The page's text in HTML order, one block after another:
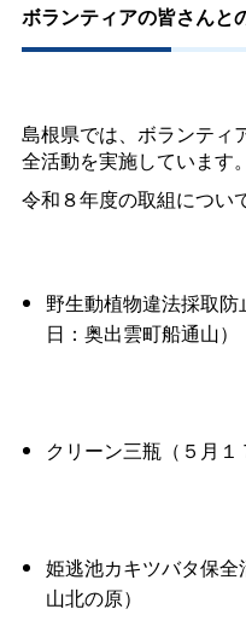
ボランティアの皆さんと
島根県では、ボランティ
全活動を実施しています。
令和８年度の取組につい
野生動植物違法採取防
日：奥出雲町船通山）
クリーン三瓶（５月１
姫逃池カキツバタ保
山北の原）